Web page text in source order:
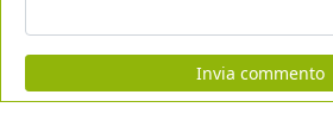
Invia commento